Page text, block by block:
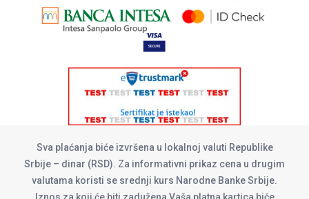
Sva plaćanja biće izvršena u lokalnoj valuti Republike
Srbije – dinar (RSD). Za informativni prikaz cena u drugim
valutama koristi se srednji kurs Narodne Banke Srbije.